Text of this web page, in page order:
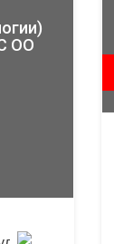
ОО